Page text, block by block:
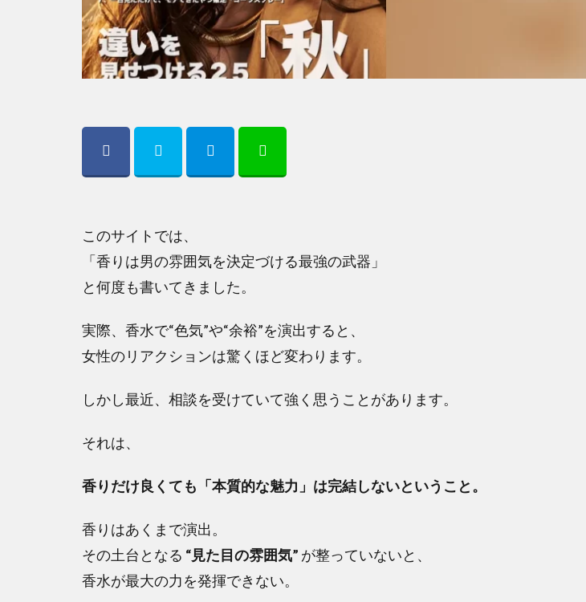
このサイトでは、
「香りは男の雰囲気を決定づける最強の武器」
と何度も書いてきました。
実際、香水で“色気”や“余裕”を演出すると、
女性のリアクションは驚くほど変わります。
しかし最近、相談を受けていて強く思うことがあります。
それは、
香りだけ良くても「本質的な魅力」は完結しないということ。
香りはあくまで演出。
その土台となる “見た目の雰囲気” が整っていないと、
香水が最大の力を発揮できない。